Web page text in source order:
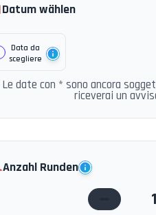
Datum wählen
Data da
scegliere
Le date con * sono ancora
riceverai un
Anzahl Runden
1